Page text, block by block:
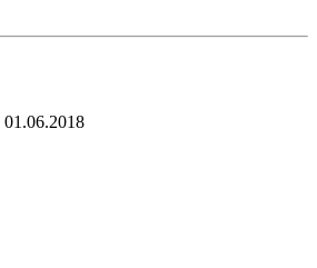
01.06.2018